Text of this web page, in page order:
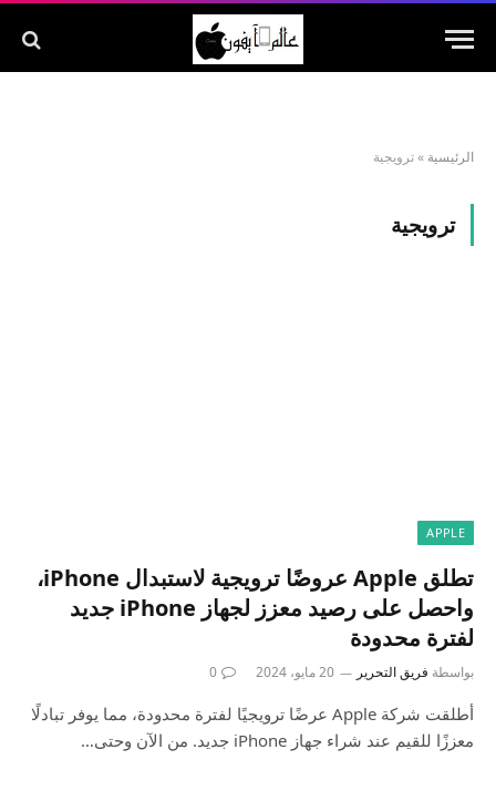
الرئيسية »ترويجية
ترويجية
APPLE
تطلق Apple عروضًا ترويجية لاستبدال iPhone،
واحصل على رصيد معزز لجهاز iPhone جديد
لفترة محدودة
بواسطة فريق التحرير 20 مايو، 2024 0
أطلقت شركة Apple عرضًا ترويجيًا لفترة محدودة، مما يوفر تبادلًا
معززًا للقيم عند شراء جهاز iPhone جديد. من الآن وحتى…